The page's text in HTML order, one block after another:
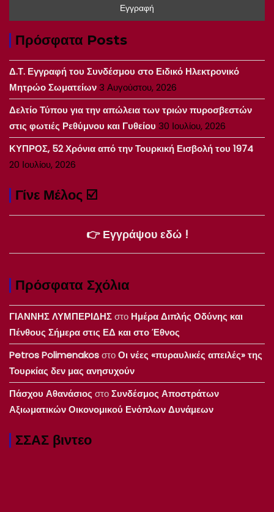
Πρόσφατα Posts
Δ.Τ. Εγγραφή του Συνδέσμου στο Ειδικό Ηλεκτρονικό
Μητρώο Σωματείων3 Αυγούστου, 2026
Δελτίο Τύπου για την απώλεια των τριών πυροσβεστών
στις φωτιές Ρεθύμνου και Γυθείου 30 Ιουλίου, 2026
ΚΥΠΡΟΣ, 52 Χρόνια από την Τουρκική Εισβολή του 1974
20 Ιουλίου, 2026
Γίνε Μέλος ☑️
👉 Εγγράψου εδώ !
Πρόσφατα Σχόλια
ΓΙΑΝΝΗΣ ΛΥΜΠΕΡΙΔΗΣστο Ημέρα Διπλής Οδύνης και
Πένθους Σήμερα στις ΕΔ και στο Έθνος
Petros PolimenakosστοΟι νέες «πυραυλικές απειλές» της
Τουρκίας δεν μας ανησυχούν
Πάσχου Αθανάσιος στοΣυνδέσμος Αποστράτων
Αξιωματικών Οικονομικού Ενόπλων Δυνάμεων
ΣΣΑΣ βιντεο